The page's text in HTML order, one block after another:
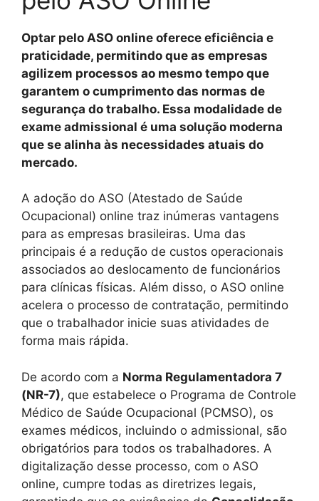
Optar pelo ASO online oferece eficiência e
praticidade, permitindo que as empresas
agilizem processos ao mesmo tempo que
garantem o cumprimento das normas de
segurança do trabalho. Essa modalidade de
exame admissional é uma solução moderna
que se alinha às necessidades atuais do
mercado.
A adoção do ASO (Atestado de Saúde
Ocupacional) online traz inúmeras vantagens
para as empresas brasileiras. Uma das
principais é a redução de custos operacionais
associados ao deslocamento de funcionários
para clínicas físicas. Além disso, o ASO online
acelera o processo de contratação, permitindo
que o trabalhador inicie suas atividades de
forma mais rápida.
De acordo com a Norma Regulamentadora 7
(NR-7), que estabelece o Programa de Controle
Médico de Saúde Ocupacional (PCMSO), os
exames médicos, incluindo o admissional, são
obrigatórios para todos os trabalhadores. A
digitalização desse processo, com o ASO
online, cumpre todas as diretrizes legais,